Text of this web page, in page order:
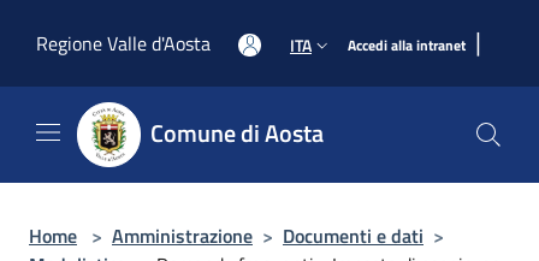
Regione Valle d'Aosta
ITA Accedi alla intranet |
Comune di Aosta
Home > Amministrazione > Documenti e dati >